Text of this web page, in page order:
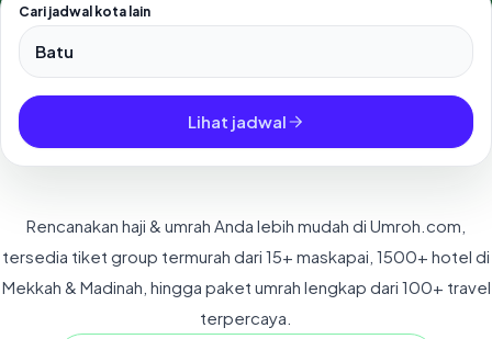
Cari jadwal kota lain
Pilih salah satu dari 500+ kota dan kabupaten di Indonesia.
Lihat jadwal
Rencanakan haji & umrah Anda lebih mudah di Umroh.com,
tersedia tiket group termurah dari 15+ maskapai, 1500+ hotel di
Mekkah & Madinah, hingga paket umrah lengkap dari 100+ travel
terpercaya.